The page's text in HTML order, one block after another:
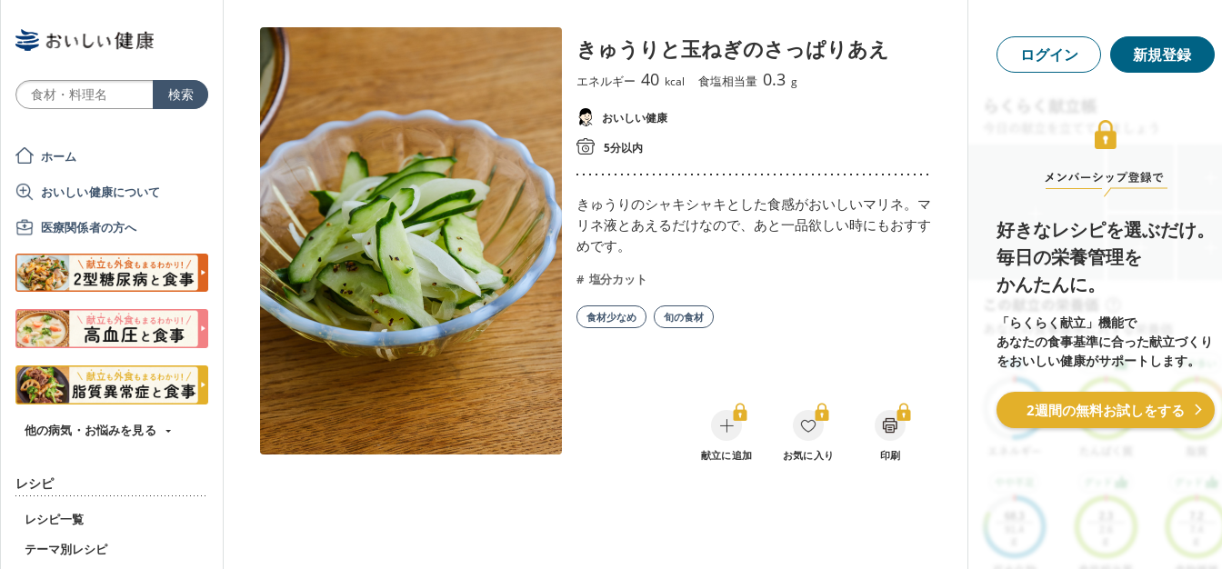
ホーム
おいしい健康について
医療関係者の方へ
他の病気・お悩みを見る
レシピ
レシピ一覧
テーマ別レシピ
きゅうりと玉ねぎのさっぱりあえ
エネルギー 40 kcal 食塩相当量 0.3 g
おいしい健康
5分以内
きゅうりのシャキシャキとした食感がおいしいマリネ。マ
リネ液とあえるだけなので、あと一品欲しい時にもおすす
めです。
塩分カット
食材少なめ 旬の食材
献立に追加 お気に入り 印刷
ログイン 新規登録
好きなレシピを選ぶだけ。
毎日の栄養管理を
かんたんに。
「らくらく献立」機能で
あなたの食事基準に合った献立づくり
をおいしい健康がサポートします。
2週間の無料お試しをする